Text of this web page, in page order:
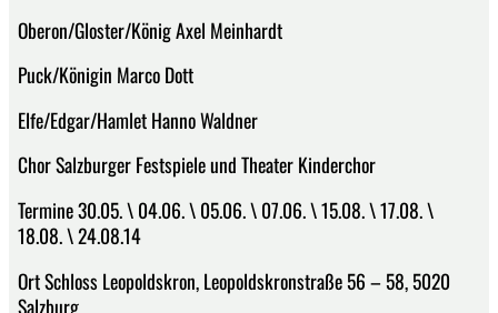
Oberon/Gloster/König Axel Meinhardt
Puck/Königin Marco Dott
Elfe/Edgar/Hamlet Hanno Waldner
Chor Salzburger Festspiele und Theater Kinderchor
Termine 30.05. \ 04.06. \ 05.06. \ 07.06. \ 15.08. \ 17.08. \
18.08. \ 24.08.14
Ort Schloss Leopoldskron, Leopoldskronstraße 56 – 58, 5020
Salzburg